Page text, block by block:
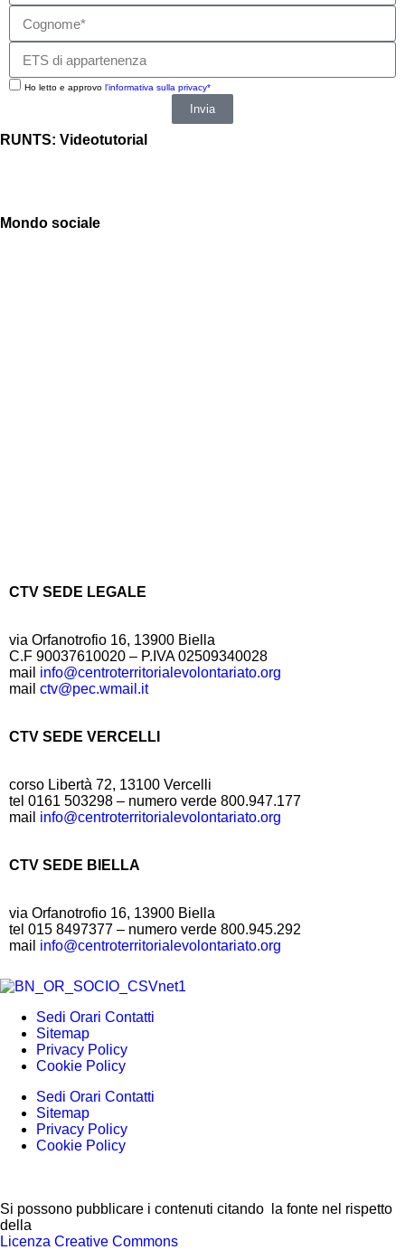
Ho letto e approvo l'informativa sulla privacy*
Invia
RUNTS: Videotutorial
Mondo sociale
CTV SEDE LEGALE
via Orfanotrofio 16, 13900 Biella
C.F 90037610020 – P.IVA 02509340028
mail info@centroterritorialevolontariato.org
mail ctv@pec.wmail.it
CTV SEDE VERCELLI
corso Libertà 72, 13100 Vercelli
tel 0161 503298 – numero verde 800.947.177
mail info@centroterritorialevolontariato.org
CTV SEDE BIELLA
via Orfanotrofio 16, 13900 Biella
tel 015 8497377 – numero verde 800.945.292
mail info@centroterritorialevolontariato.org
Sedi Orari Contatti
Sitemap
Privacy Policy
Cookie Policy
Sedi Orari Contatti
Sitemap
Privacy Policy
Cookie Policy
Si possono pubblicare i contenuti citando la fonte nel rispetto
della
Licenza Creative Commons